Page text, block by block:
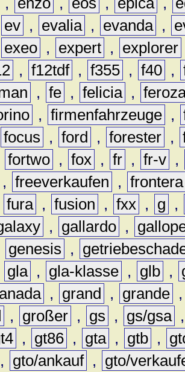
ev , evalia , evanda ,
exeo , expert , explorer
, f12tdf , f355 , f40 ,
, fe , felicia ,
, firmenfahrzeuge ,
focus , ford , forester ,
fortwo , fox , fr , fr-v ,
, freeverkaufen , frontera
fura , fusion , fxx , g
,
, gallardo ,
genesis ,
gla , gla-klasse , glb ,
, grand , grande
, großer , gs , gs/gsa
, gt86 , gta , gtb ,
, gto/ankauf ,
gto/